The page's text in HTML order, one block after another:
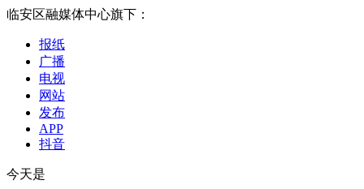
临安区融媒体中心旗下：
报纸
广播
电视
网站
发布
APP
抖音
今天是